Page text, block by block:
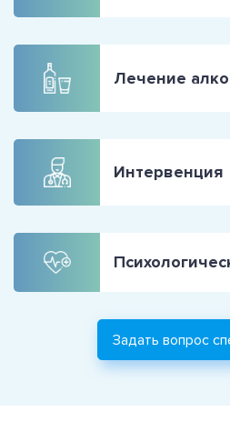
Лечение
Интервенция
Задать вопрос